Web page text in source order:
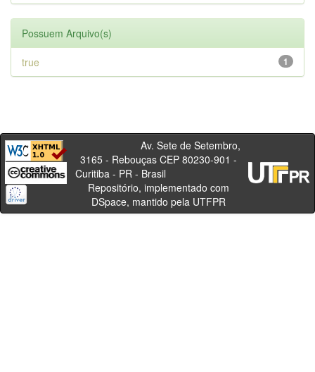
Possuem Arquivo(s)
1
true
Av. Sete de Setembro,
3165 - Rebouças CEP 80230-901 -
Curitiba - PR - Brasil
Repositório, implementado com
DSpace, mantido pela UTFPR